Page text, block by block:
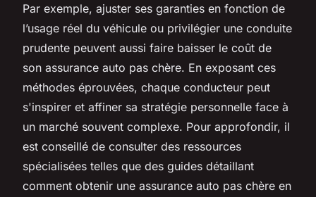
Par exemple, ajuster ses garanties en fonction de
l’usage réel du véhicule ou privilégier une conduite
prudente peuvent aussi faire baisser le coût de
son assurance auto pas chère. En exposant ces
méthodes éprouvées, chaque conducteur peut
s'inspirer et affiner sa stratégie personnelle face à
un marché souvent complexe. Pour approfondir, il
est conseillé de consulter des ressources
spécialisées telles que des guides détaillant
comment obtenir une assurance auto pas chère en